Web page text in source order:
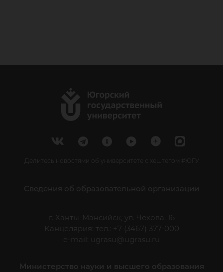
Делитесь новостями об университете с хештегом #ЮГУ
Сведения об образовательной организации
г. Ханты-Мансийск, ул. Чехова, 16
Канцелярия: тел.: +7 (3467) 377-000
e-mail:
ugrasu@ugrasu.ru
Министерство науки и высшего образования